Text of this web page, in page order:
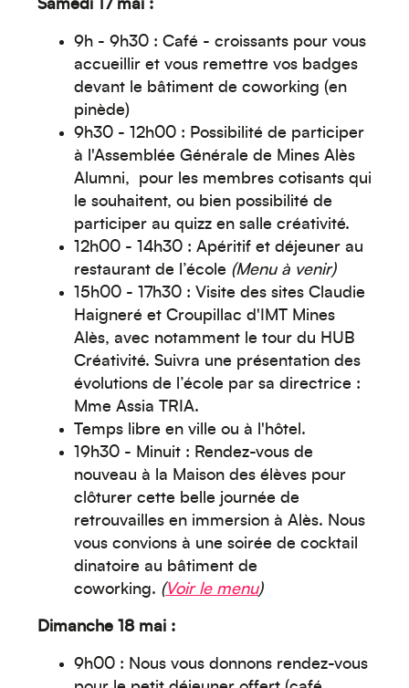
Samedi 17 mai :
9h - 9h30 : Café - croissants pour vous
accueillir et vous remettre vos badges
devant le bâtiment de coworking (en
pinède)
9h30 - 12h00 : Possibilité de participer
à l'Assemblée Générale de Mines Alès
Alumni, pour les membres cotisants qui
le souhaitent, ou bien possibilité de
participer au quizz en salle créativité.
12h00 - 14h30 : Apéritif et déjeuner au
restaurant de l’école (Menu à venir)
15h00 - 17h30 : Visite des sites Claudie
Haigneré et Croupillac d'IMT Mines
Alès, avec notamment le tour du HUB
Créativité. Suivra une présentation des
évolutions de l’école par sa directrice :
Mme Assia TRIA.
Temps libre en ville ou à l'hôtel.
19h30 - Minuit : Rendez-vous de
nouveau à la Maison des élèves pour
clôturer cette belle journée de
retrouvailles en immersion à Alès. Nous
vous convions à une soirée de cocktail
dinatoire au bâtiment de
coworking. (Voir le menu)
Dimanche 18 mai :
9h00 : Nous vous donnons rendez-vous